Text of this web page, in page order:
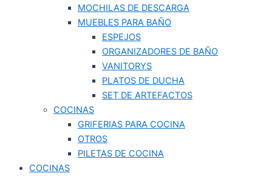
MOCHILAS DE DESCARGA
MUEBLES PARA BAÑO
ESPEJOS
ORGANIZADORES DE BAÑO
VANITORYS
PLATOS DE DUCHA
SET DE ARTEFACTOS
COCINAS
GRIFERIAS PARA COCINA
OTROS
PILETAS DE COCINA
COCINAS